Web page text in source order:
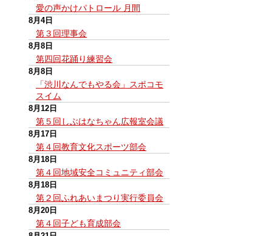
愛の声かけパトロール 月間
8月4日
第３回理事会
8月8日
第四回花踊り練習会
8月8日
「渋川なんでもやる会」スポコモ
スイム
8月12日
第５回しぶはなちゃん広報室会議
8月17日
第４回教育文化スポーツ部会
8月18日
第４回地域安全コミュニティ部会
8月18日
第２回ふれあいまつり実行委員会
8月20日
第４回子ども育成部会